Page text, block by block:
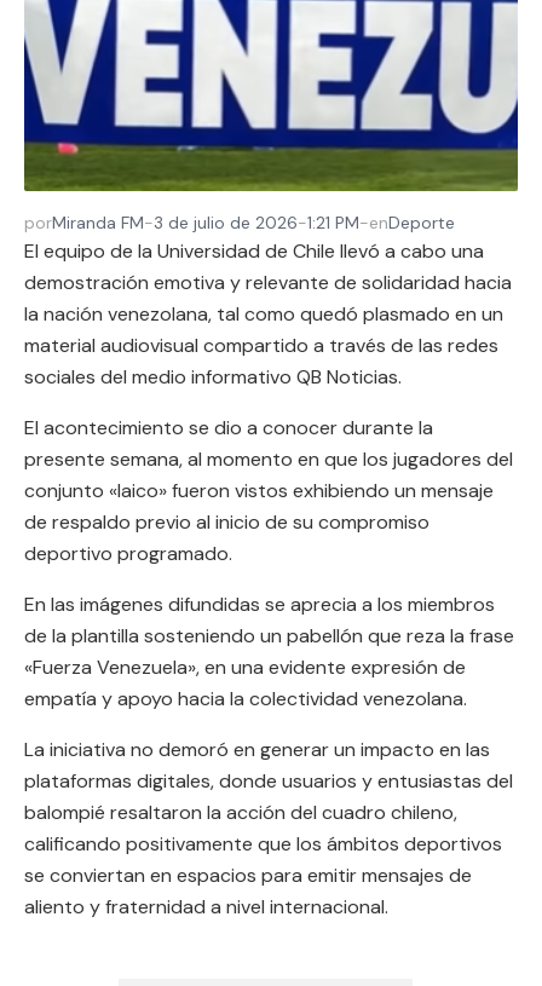
porMiranda FM-3 de julio de 2026-1:21 PM-enDeporte
El equipo de la Universidad de Chile llevó a cabo una
demostración emotiva y relevante de solidaridad hacia
la nación venezolana, tal como quedó plasmado en un
material audiovisual compartido a través de las redes
sociales del medio informativo QB Noticias.
El acontecimiento se dio a conocer durante la
presente semana, al momento en que los jugadores del
conjunto «laico» fueron vistos exhibiendo un mensaje
de respaldo previo al inicio de su compromiso
deportivo programado.
En las imágenes difundidas se aprecia a los miembros
de la plantilla sosteniendo un pabellón que reza la frase
«Fuerza Venezuela», en una evidente expresión de
empatía y apoyo hacia la colectividad venezolana.
La iniciativa no demoró en generar un impacto en las
plataformas digitales, donde usuarios y entusiastas del
balompié resaltaron la acción del cuadro chileno,
calificando positivamente que los ámbitos deportivos
se conviertan en espacios para emitir mensajes de
aliento y fraternidad a nivel internacional.